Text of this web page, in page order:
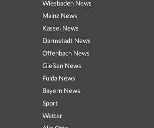
Wiesbaden News
Mainz News
Kassel News
Darmstadt News
Offenbach News
Gießen News
Fulda News
Bayern News
Sport
Wetter